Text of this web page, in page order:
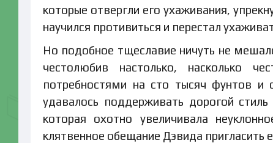
которые отвергли его ухаживания,
научился противиться и перестал
Но подобное тщеславие ничуть не
честолюбив настолько, насколько
потребностями на сто тысяч фунтов
удавалось поддерживать дорогой
которая охотно увеличивала
клятвенное обещание Дэвида пригласить